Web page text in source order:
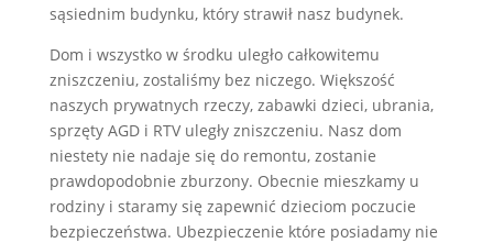
sąsiednim budynku, który strawił nasz budynek.
Dom i wszystko w środku uległo całkowitemu
zniszczeniu, zostaliśmy bez niczego. Większość
naszych prywatnych rzeczy, zabawki dzieci, ubrania,
sprzęty AGD i RTV uległy zniszczeniu. Nasz dom
niestety nie nadaje się do remontu, zostanie
prawdopodobnie zburzony. Obecnie mieszkamy u
rodziny i staramy się zapewnić dzieciom poczucie
bezpieczeństwa. Ubezpieczenie które posiadamy nie